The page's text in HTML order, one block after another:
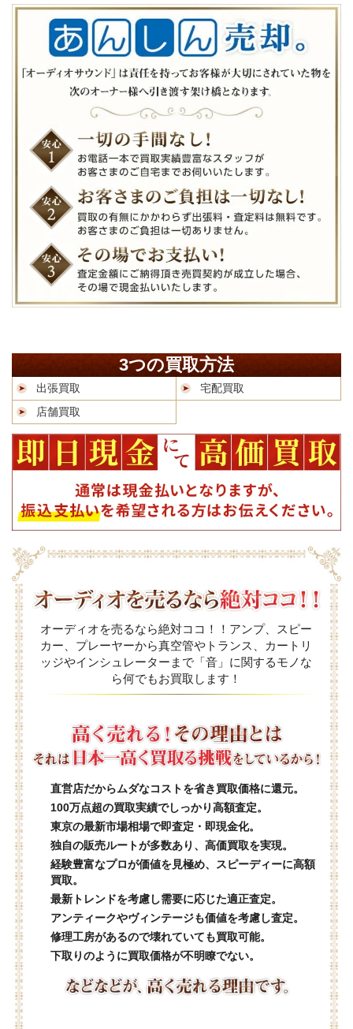
3つの買取方法
出張買取
宅配買取
店舗買取
オーディオを売るなら絶対ココ！！アンプ、スピー
カー、プレーヤーから真空管やトランス、カートリ
ッジやインシュレーターまで「音」に関するモノな
ら何でもお買取します！
直営店だからムダなコストを省き買取価格に還元。
100万点超の買取実績でしっかり高額査定。
東京の最新市場相場で即査定・即現金化。
独自の販売ルートが多数あり、高価買取を実現。
経験豊富なプロが価値を見極め、スピーディーに高額
買取。
最新トレンドを考慮し需要に応じた適正査定。
アンティークやヴィンテージも価値を考慮し査定。
修理工房があるので壊れていても買取可能。
下取りのように買取価格が不明瞭でない。